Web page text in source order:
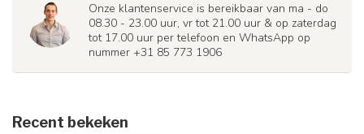
Onze klantenservice is bereikbaar van ma - do
08.30 - 23.00 uur, vr tot 21.00 uur & op zaterdag
tot 17.00 uur per telefoon en WhatsApp op
nummer +31 85 773 1906
Recent bekeken